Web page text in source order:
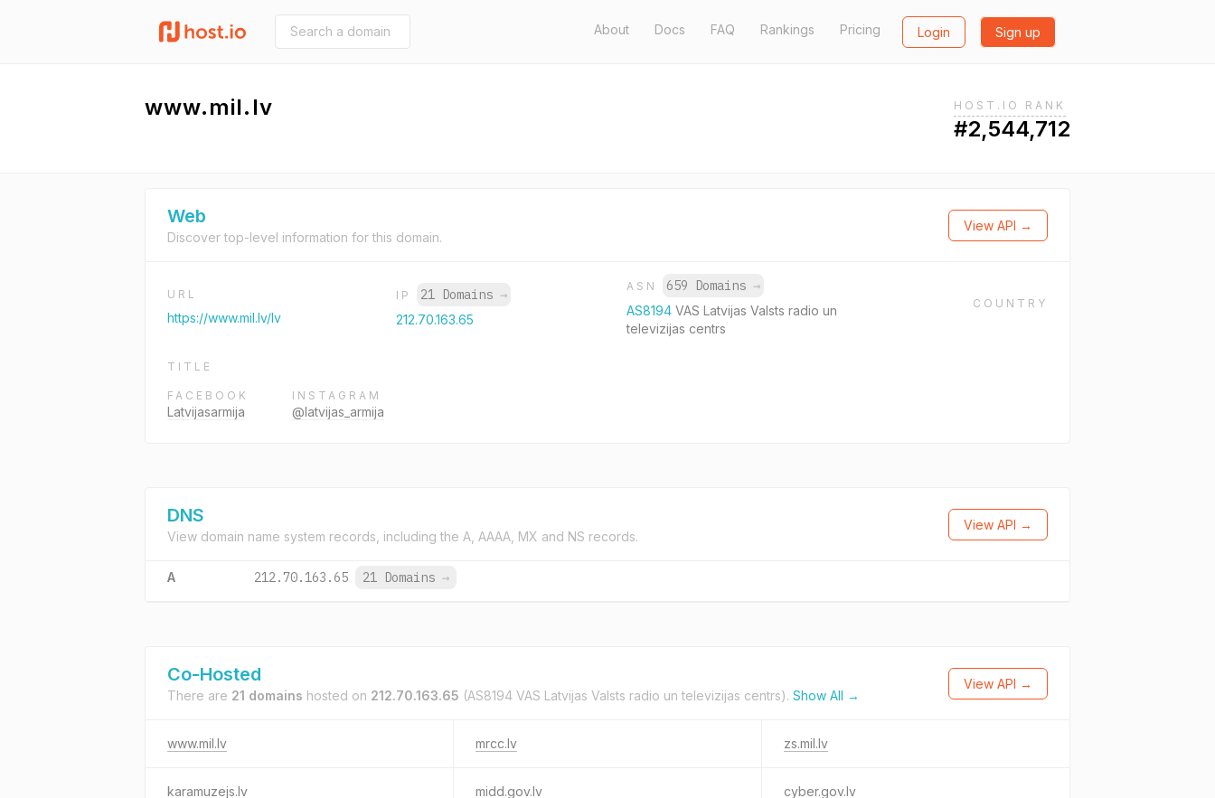
About Docs FAQ Rankings Pricing Login Sign up
www.mil.lv HOST.IO RANK
#2,544,712
Web
Discover top-level information for this domain.
View API →
URL
https://www.mil.lv/lv
IP 21 Domains →
212.70.163.65
ASN 659 Domains →
AS8194 VAS Latvijas Valsts radio un
televizijas centrs
COUNTRY
TITLE
FACEBOOK
Latvijasarmija
INSTAGRAM
@latvijas_armija
DNS
View domain name system records, including the A, AAAA, MX and NS records.
View API →
A 212.70.163.65 21 Domains →
Co-Hosted
There are 21 domains hosted on 212.70.163.65 (AS8194 VAS Latvijas Valsts radio un televizijas centrs). Show All →
View API →
www.mil.lv mrcc.lv zs.mil.lv
karamuzejs.lv midd.gov.lv cyber.gov.lv